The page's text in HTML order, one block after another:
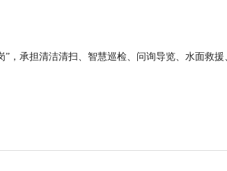
，承担清洁清扫、智慧巡检、问询导览、水面救援